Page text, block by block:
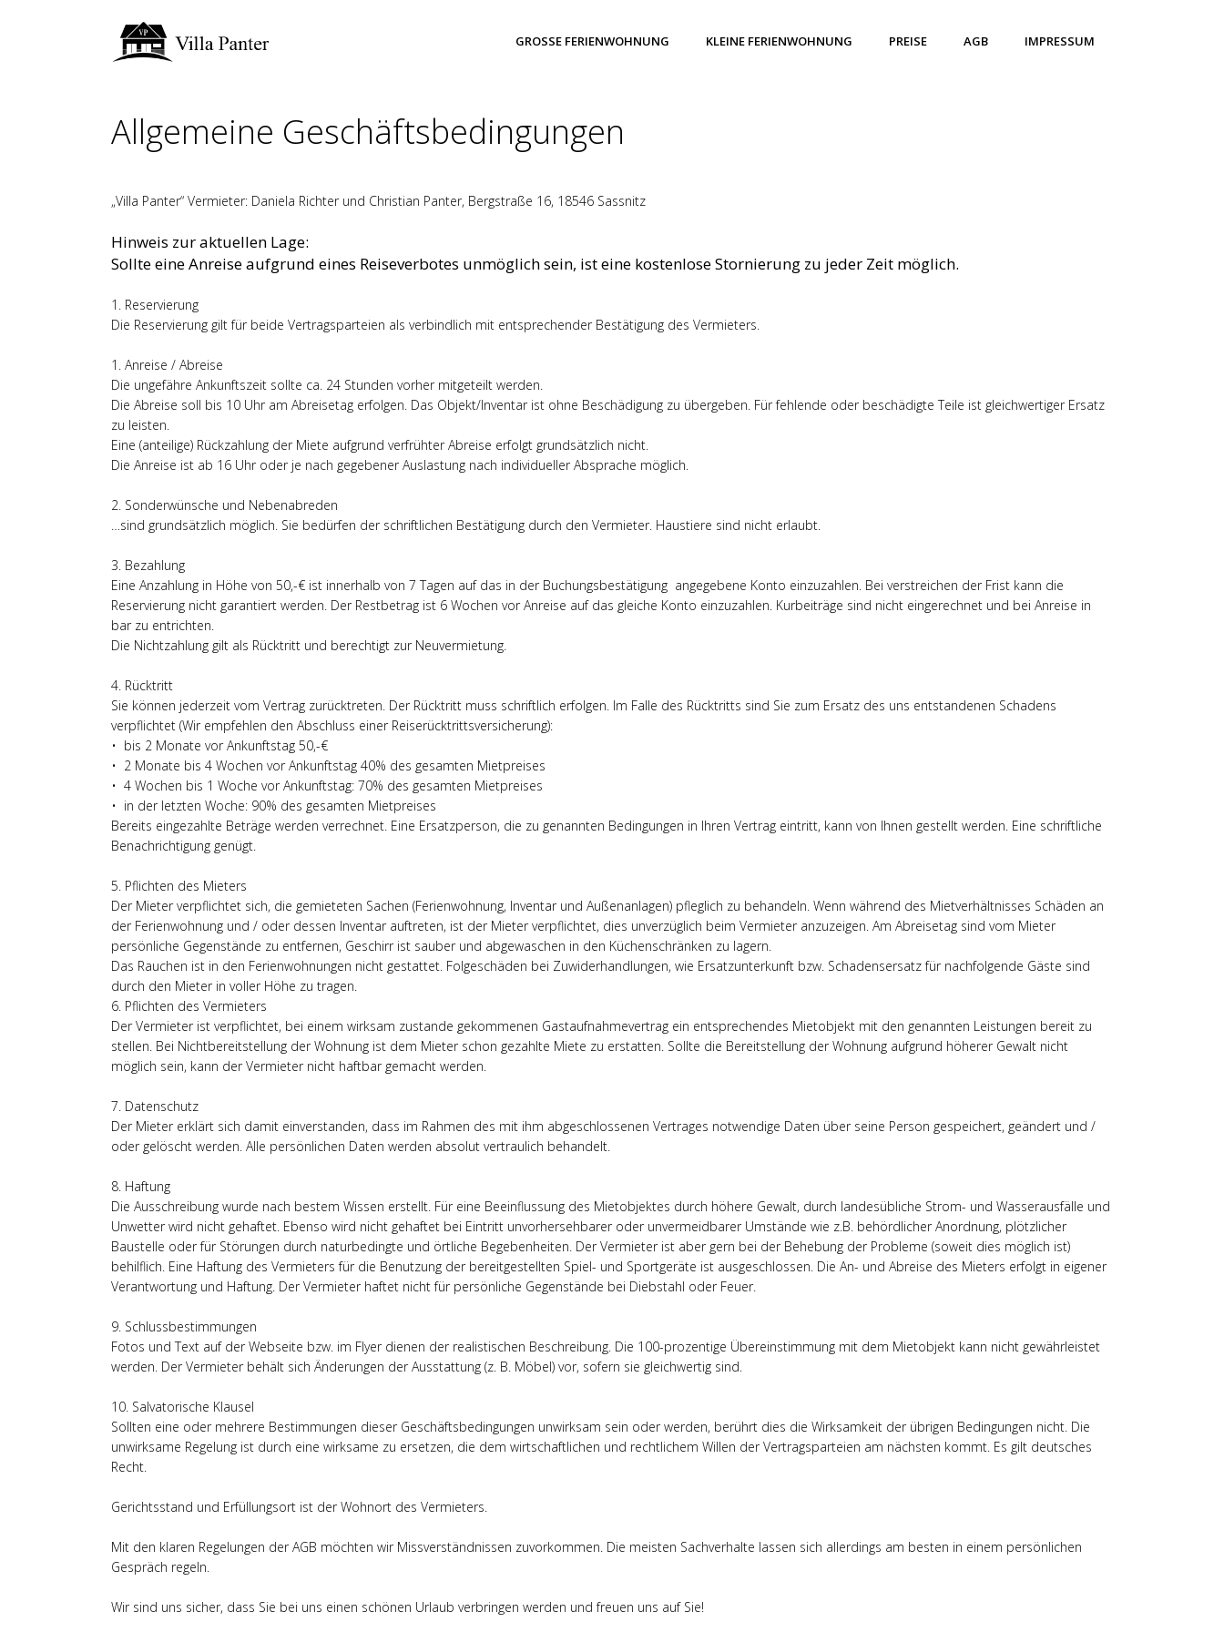
GROSSE FERIENWOHNUNG KLEINE FERIENWOHNUNG PREISE AGB IMPRESSUM
Allgemeine Geschäftsbedingungen
„Villa Panter“ Vermieter: Daniela Richter und Christian Panter, Bergstraße 16, 18546 Sassnitz
Hinweis zur aktuellen Lage:
Sollte eine Anreise aufgrund eines Reiseverbotes unmöglich sein, ist eine kostenlose Stornierung zu jeder Zeit möglich.
1. Reservierung
Die Reservierung gilt für beide Vertragsparteien als verbindlich mit entsprechender Bestätigung des Vermieters.
1. Anreise / Abreise
Die ungefähre Ankunftszeit sollte ca. 24 Stunden vorher mitgeteilt werden.
Die Abreise soll bis 10 Uhr am Abreisetag erfolgen. Das Objekt/Inventar ist ohne Beschädigung zu übergeben. Für fehlende oder beschädigte Teile ist gleichwertiger Ersatz
zu leisten.
Eine (anteilige) Rückzahlung der Miete aufgrund verfrühter Abreise erfolgt grundsätzlich nicht.
Die Anreise ist ab 16 Uhr oder je nach gegebener Auslastung nach individueller Absprache möglich.
2. Sonderwünsche und Nebenabreden
…sind grundsätzlich möglich. Sie bedürfen der schriftlichen Bestätigung durch den Vermieter. Haustiere sind nicht erlaubt.
3. Bezahlung
Eine Anzahlung in Höhe von 50,-€ ist innerhalb von 7 Tagen auf das in der Buchungsbestätigung angegebene Konto einzuzahlen. Bei verstreichen der Frist kann die
Reservierung nicht garantiert werden. Der Restbetrag ist 6 Wochen vor Anreise auf das gleiche Konto einzuzahlen. Kurbeiträge sind nicht eingerechnet und bei Anreise in
bar zu entrichten.
Die Nichtzahlung gilt als Rücktritt und berechtigt zur Neuvermietung.
4. Rücktritt
Sie können jederzeit vom Vertrag zurücktreten. Der Rücktritt muss schriftlich erfolgen. Im Falle des Rücktritts sind Sie zum Ersatz des uns entstandenen Schadens
verpflichtet (Wir empfehlen den Abschluss einer Reiserücktrittsversicherung):
• bis 2 Monate vor Ankunftstag 50,-€
• 2 Monate bis 4 Wochen vor Ankunftstag 40% des gesamten Mietpreises
• 4 Wochen bis 1 Woche vor Ankunftstag: 70% des gesamten Mietpreises
• in der letzten Woche: 90% des gesamten Mietpreises
Bereits eingezahlte Beträge werden verrechnet. Eine Ersatzperson, die zu genannten Bedingungen in Ihren Vertrag eintritt, kann von Ihnen gestellt werden. Eine schriftliche
Benachrichtigung genügt.
5. Pflichten des Mieters
Der Mieter verpflichtet sich, die gemieteten Sachen (Ferienwohnung, Inventar und Außenanlagen) pfleglich zu behandeln. Wenn während des Mietverhältnisses Schäden an
der Ferienwohnung und / oder dessen Inventar auftreten, ist der Mieter verpflichtet, dies unverzüglich beim Vermieter anzuzeigen. Am Abreisetag sind vom Mieter
persönliche Gegenstände zu entfernen, Geschirr ist sauber und abgewaschen in den Küchenschränken zu lagern.
Das Rauchen ist in den Ferienwohnungen nicht gestattet. Folgeschäden bei Zuwiderhandlungen, wie Ersatzunterkunft bzw. Schadensersatz für nachfolgende Gäste sind
durch den Mieter in voller Höhe zu tragen.
6. Pflichten des Vermieters
Der Vermieter ist verpflichtet, bei einem wirksam zustande gekommenen Gastaufnahmevertrag ein entsprechendes Mietobjekt mit den genannten Leistungen bereit zu
stellen. Bei Nichtbereitstellung der Wohnung ist dem Mieter schon gezahlte Miete zu erstatten. Sollte die Bereitstellung der Wohnung aufgrund höherer Gewalt nicht
möglich sein, kann der Vermieter nicht haftbar gemacht werden.
7. Datenschutz
Der Mieter erklärt sich damit einverstanden, dass im Rahmen des mit ihm abgeschlossenen Vertrages notwendige Daten über seine Person gespeichert, geändert und /
oder gelöscht werden. Alle persönlichen Daten werden absolut vertraulich behandelt.
8. Haftung
Die Ausschreibung wurde nach bestem Wissen erstellt. Für eine Beeinflussung des Mietobjektes durch höhere Gewalt, durch landesübliche Strom- und Wasserausfälle und
Unwetter wird nicht gehaftet. Ebenso wird nicht gehaftet bei Eintritt unvorhersehbarer oder unvermeidbarer Umstände wie z.B. behördlicher Anordnung, plötzlicher
Baustelle oder für Störungen durch naturbedingte und örtliche Begebenheiten. Der Vermieter ist aber gern bei der Behebung der Probleme (soweit dies möglich ist)
behilflich. Eine Haftung des Vermieters für die Benutzung der bereitgestellten Spiel- und Sportgeräte ist ausgeschlossen. Die An- und Abreise des Mieters erfolgt in eigener
Verantwortung und Haftung. Der Vermieter haftet nicht für persönliche Gegenstände bei Diebstahl oder Feuer.
9. Schlussbestimmungen
Fotos und Text auf der Webseite bzw. im Flyer dienen der realistischen Beschreibung. Die 100-prozentige Übereinstimmung mit dem Mietobjekt kann nicht gewährleistet
werden. Der Vermieter behält sich Änderungen der Ausstattung (z. B. Möbel) vor, sofern sie gleichwertig sind.
10. Salvatorische Klausel
Sollten eine oder mehrere Bestimmungen dieser Geschäftsbedingungen unwirksam sein oder werden, berührt dies die Wirksamkeit der übrigen Bedingungen nicht. Die
unwirksame Regelung ist durch eine wirksame zu ersetzen, die dem wirtschaftlichen und rechtlichem Willen der Vertragsparteien am nächsten kommt. Es gilt deutsches
Recht.
Gerichtsstand und Erfüllungsort ist der Wohnort des Vermieters.
Mit den klaren Regelungen der AGB möchten wir Missverständnissen zuvorkommen. Die meisten Sachverhalte lassen sich allerdings am besten in einem persönlichen
Gespräch regeln.
Wir sind uns sicher, dass Sie bei uns einen schönen Urlaub verbringen werden und freuen uns auf Sie!